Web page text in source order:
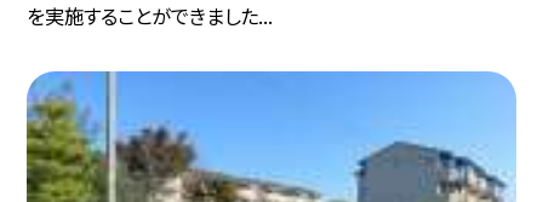
を実施することができました...